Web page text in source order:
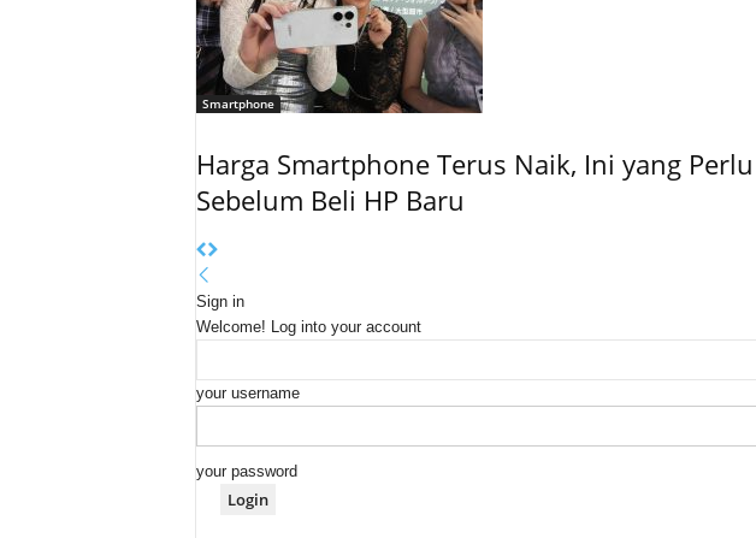
Smartphone
Harga Smartphone Terus Naik, Ini yang
Sebelum Beli HP Baru
Sign in
Welcome! Log into your account
your username
your password